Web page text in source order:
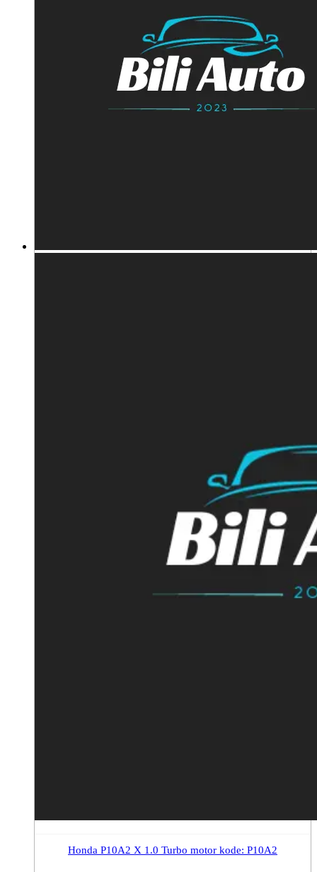
Honda P10A2 X 1.0 Turbo motor kode: P10A2